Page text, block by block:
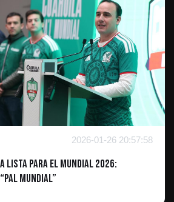
2026-01-26 20:57:58
lista para el Mundial 2026:
Mundial”